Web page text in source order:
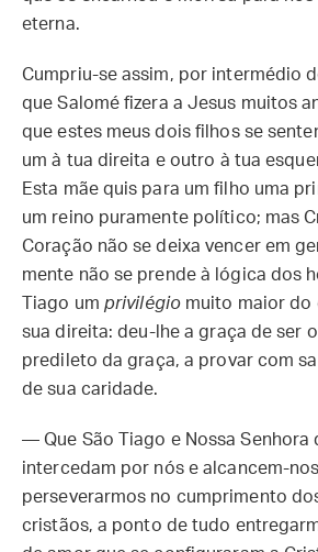
eterna.
Cumpriu-se assim, por intermédio
que Salomé fizera a Jesus muitos
que estes meus dois filhos se
um à tua direita e outro à tua
Esta mãe quis para um filho uma
um reino puramente político; mas
Coração não se deixa vencer em
mente não se prende à lógica dos
Tiago um privilégiomuito maior do
sua direita: deu-lhe a graça de ser
predileto da graça, a provar com
de sua caridade.
— Que São Tiago e Nossa Senhora
intercedam por nós e alcancem-
perseverarmos no cumprimento
cristãos, a ponto de tudo